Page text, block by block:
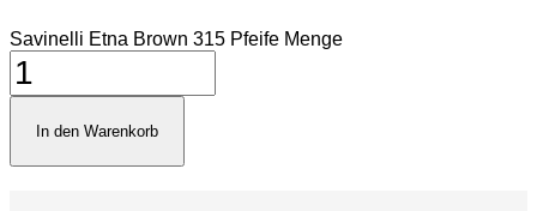
Savinelli Etna Brown 315 Pfeife Menge
In den Warenkorb